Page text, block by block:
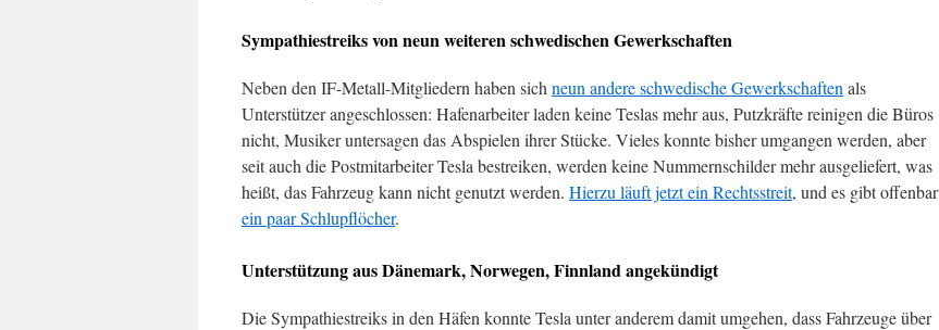
Sympathiestreiks von neun weiteren schwedischen Gewerkschaften
Neben den IF-Metall-Mitgliedern haben sich neun andere schwedische Gewerkschaften als
Unterstützer angeschlossen: Hafenarbeiter laden keine Teslas mehr aus, Putzkräfte reinigen die Büros
nicht, Musiker untersagen das Abspielen ihrer Stücke. Vieles konnte bisher umgangen werden, aber
seit auch die Postmitarbeiter Tesla bestreiken, werden keine Nummernschilder mehr ausgeliefert, was
heißt, das Fahrzeug kann nicht genutzt werden. Hierzu läuft jetzt ein Rechtsstreit, und es gibt offenbar
ein paar Schlupflöcher.
Unterstützung aus Dänemark, Norwegen, Finnland angekündigt
Die Sympathiestreiks in den Häfen konnte Tesla unter anderem damit umgehen, dass Fahrzeuge über